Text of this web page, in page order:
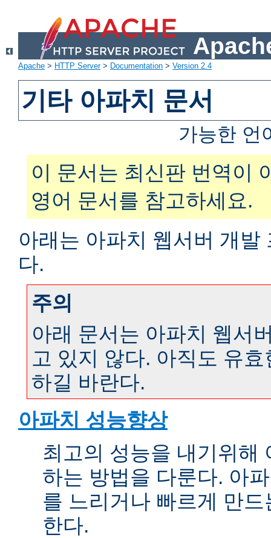
Apache > HTTP Server> Documentation > Version 2.4
기타 아파치 문서
가능한 언
이 문서는 최신판 번역이
영어 문서를 참고하세요.
아래는 아파치 웹서버 개
다.
주의
아래 문서는 아파치 웹서
고 있지 않다. 아직도 유
하길 바란다.
아파치 성능향상
최고의 성능을 내기위해
하는 방법을 다룬다. 아
를 느리거나 빠르게 만
한다.